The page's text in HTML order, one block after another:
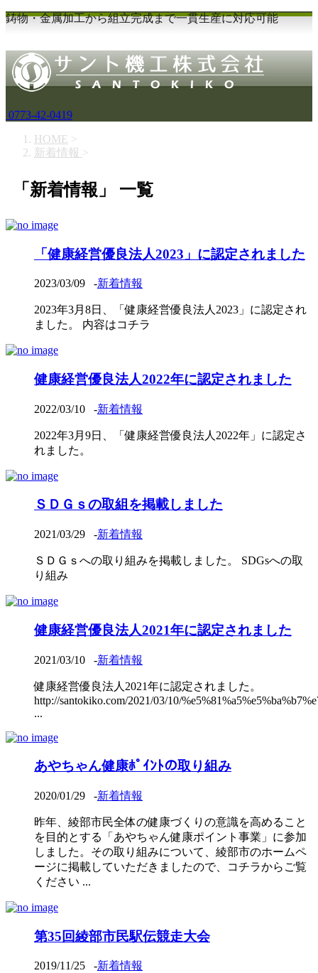
鋳物・金属加工から組立完成まで一貫生産に対応可能
0773-42-0419
HOME >
新着情報 >
「新着情報」 一覧
「健康経営優良法人2023」に認定されました
2023/03/09 -新着情報
2023年3月8日、「健康経営優良法人2023」に認定され
ました。 内容はコチラ
健康経営優良法人2022年に認定されました
2022/03/10 -新着情報
2022年3月9日、「健康経営優良法人2022年」に認定さ
れました。
ＳＤＧｓの取組を掲載しました
2021/03/29 -新着情報
ＳＤＧｓへの取り組みを掲載しました。 SDGsへの取
り組み
健康経営優良法人2021年に認定されました
2021/03/10 -新着情報
健康経営優良法人2021年に認定されました。
http://santokiko.com/2021/03/10/
...
あやちゃん健康ﾎﾟｲﾝﾄの取り組み
2020/01/29 -新着情報
昨年、綾部市民全体の健康づくりの意識を高めること
を目的とする「あやちゃん健康ポイント事業」に参加
しました。その取り組みについて、綾部市のホームペ
ージに掲載していただきましたので、コチラからご覧
ください ...
第35回綾部市民駅伝競走大会
2019/11/25 -新着情報